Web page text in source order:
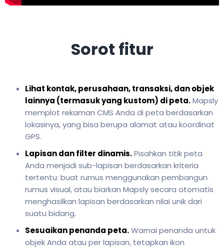
Sorot fitur
Lihat kontak, perusahaan, transaksi, dan objek
lainnya (termasuk yang kustom) di peta.Mapsly
memplot rekaman CMS Anda di peta berdasarkan
lokasinya, yang bisa berupa alamat atau koordinat
GPS.
Lapisan dan filter dinamis.Pisahkan titik peta
Anda menjadi sub-lapisan berdasarkan kriteria
tertentu: buat rumus menggunakan pembangun
rumus visual, atau biarkan Mapsly secara otomatis
menghasilkan lapisan berdasarkan nilai unik dari
suatu bidang.
Sesuaikan penanda peta.Warnai penanda untuk
objek Anda atau per lapisan, tetapkan ikon